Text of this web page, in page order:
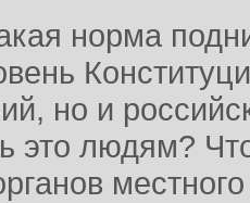
норма
но и
это людям?